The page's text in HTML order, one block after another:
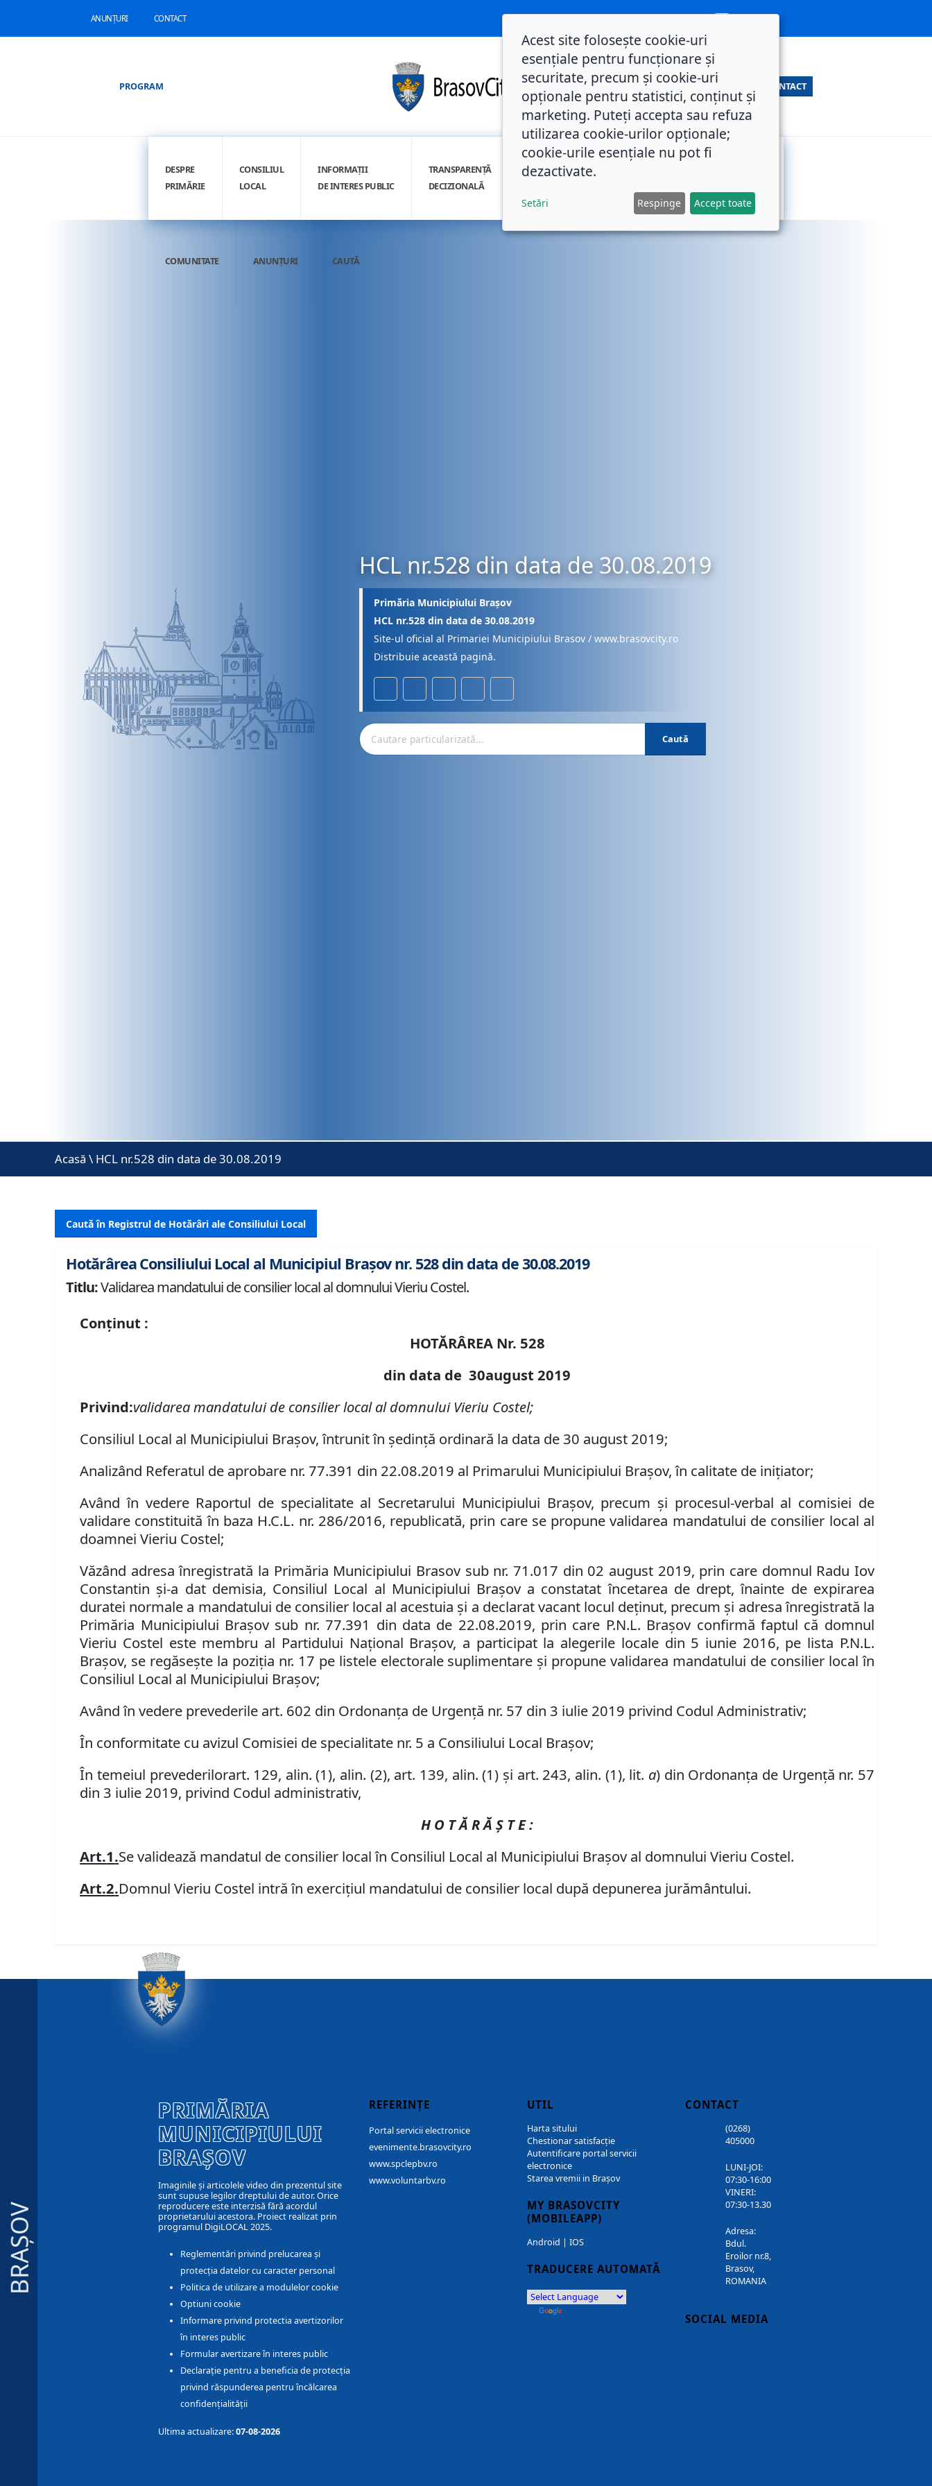
ANUNȚURI CONTACT
PROGRAM CONTACT
DESPRE
PRIMĂRIE
CONSILIUL
LOCAL
INFORMAȚII
DE INTERES PUBLIC
TRANSPARENȚĂ
DECIZIONALĂ
INTEGRITATE
COMUNITATE ANUNȚURI CAUTĂ
HCL nr.528 din data de 30.08.2019
Primăria Municipiului Brașov
HCL nr.528 din data de 30.08.2019
Site-ul oficial al Primariei Municipiului Brasov / www.brasovcity.ro
Distribuie această pagină.
Caută
Acasă \ HCL nr.528 din data de 30.08.2019
Caută în Registrul de Hotărâri ale Consiliului Local
Hotărârea Consiliului Local al Municipiul Brașov nr. 528 din data de 30.08.2019
Titlu:Validarea mandatului de consilier local al domnului Vieriu Costel.
Conținut :
HOTĂRÂREA Nr. 528
din data de 30august2019
Privind:validarea mandatului de consilier local al domnului Vieriu Costel;
Consiliul Local al Municipiului Brașov, întrunit în ședință ordinară la data de 30 august 2019;
Analizând Referatul de aprobare nr. 77.391 din 22.08.2019 al Primarului Municipiului Braşov, în calitate de inițiator;
Având în vedere Raportul de specialitate al Secretarului Municipiului Brașov, precum și procesul-verbal al comisiei de
validare constituită în baza H.C.L. nr. 286/2016, republicată, prin care se propune validarea mandatului de consilier local al
doamnei Vieriu Costel;
Văzând adresa înregistrată la Primăria Municipiului Brasov sub nr. 71.017 din 02 august 2019, prin care domnul Radu Iov
Constantin și-a dat demisia, Consiliul Local al Municipiului Braşov a constatat încetarea de drept, înainte de expirarea
duratei normale a mandatului de consilier local al acestuia şi a declarat vacant locul deţinut, precum şi adresa înregistrată la
Primăria Municipiului Braşov sub nr.77.391 din data de 22.08.2019, prin care P.N.L. Braşov confirmă faptul că domnul
Vieriu Costel este membru al Partidului Naţional Braşov, a participat la alegerile locale din 5 iunie 2016, pe lista P.N.L.
Braşov, se regăseşte la poziţia nr. 17 pe listele electorale suplimentare şi propune validarea mandatului de consilier local în
Consiliul Local al Municipiului Braşov;
Având în vedere prevederile art. 602 din Ordonanța de Urgenţă nr. 57 din 3 iulie 2019 privind Codul Administrativ;
În conformitate cu avizul Comisiei de specialitate nr. 5 a Consiliului Local Brașov;
În temeiul prevederilorart. 129, alin. (1), alin. (2), art. 139, alin. (1) și art. 243, alin. (1), lit. a) din Ordonanța de Urgență nr. 57
din 3 iulie 2019, privind Codul administrativ,
H O T Ă R Ă Ş T E :
Art.1.Se validează mandatul de consilier local în Consiliul Local al Municipiului Braşov al domnului Vieriu Costel.
Art.2.Domnul Vieriu Costel intră în exerciţiul mandatului de consilier local după depunerea jurământului.
BRAȘOV
PRIMĂRIA
MUNICIPIULUI
BRAȘOV
Imaginile și articolele video din prezentul site
sunt supuse legilor dreptului de autor. Orice
reproducere este interzisă fără acordul
proprietarului acestora. Proiect realizat prin
programul DigiLOCAL 2025.
Reglementări privind prelucarea și
protecția datelor cu caracter personal
Politica de utilizare a modulelor cookie
Optiuni cookie
Informare privind protectia avertizorilor
în interes public
Formular avertizare în interes public
Declarație pentru a beneficia de protecția
privind răspunderea pentru încălcarea
confidențialității
Ultima actualizare:07-08-2026
REFERINȚE
Portal servicii electronice
evenimente.brasovcity.ro
www.spclepbv.ro
www.voluntarbv.ro
UTIL
Harta sitului
Chestionar satisfacție
Autentificare portal servicii
electronice
Starea vremii in Brașov
MY BRASOVCITY
(MOBILEAPP)
Android | IOS
TRADUCERE AUTOMATĂ
CONTACT
(0268)
405000
LUNI-JOI:
07:30-16:00
VINERI:
07:30-13.30
Adresa:
Bdul.
Eroilor nr.8,
Brasov,
ROMANIA
SOCIAL MEDIA
Acest site folosește cookie-uri
esențiale pentru funcționare și
securitate, precum și cookie-uri
opționale pentru statistici, conținut și
marketing. Puteți accepta sau refuza
utilizarea cookie-urilor opționale;
cookie-urile esențiale nu pot fi
dezactivate.
Setări Respinge Accept toate